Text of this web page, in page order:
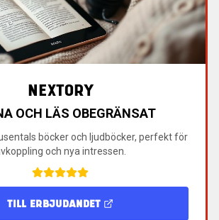
NEXTORY
OCH LÄS OBEGRÄNSAT
böcker och ljudböcker, perfekt för
och nya intressen.
TILL ERBJUDANDET